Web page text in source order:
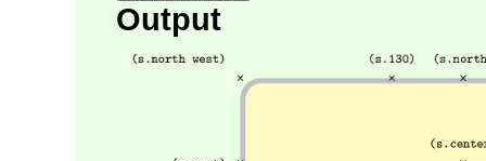
Output